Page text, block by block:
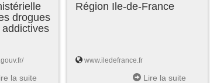
drogues
la suite
Région Ile-de-France
www.iledefrance.fr
Lire la suite